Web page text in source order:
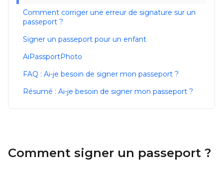
Comment corriger une erreur de signature sur un
passeport ?
Signer un passeport pour un enfant
AiPassportPhoto
FAQ : Ai-je besoin de signer mon passeport ?
Résumé : Ai-je besoin de signer mon passeport ?
Comment signer un passeport ?